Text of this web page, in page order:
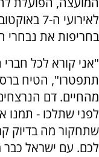
לאירועי
בחריפות את נבחרי
"אני קורא לכל
תתפטרו", הטיח
לפני שתלכו -
שתחקור מה בדיוק
לכם. עם ישראל כבר